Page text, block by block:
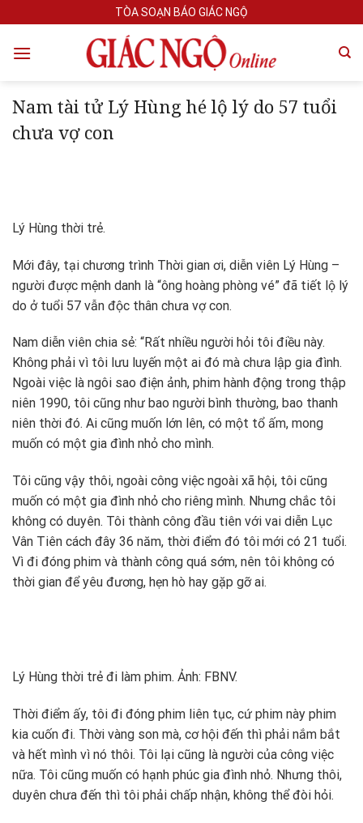
to
content
TÒA SOẠN BÁO GIÁC NGỘ
Nam tài tử Lý Hùng hé lộ lý do 57 tuổi
chưa vợ con
Lý Hùng thời trẻ.
Mới đây, tại chương trình Thời gian ơi, diễn viên Lý Hùng –
người được mệnh danh là “ông hoàng phòng vé” đã tiết lộ lý
do ở tuổi 57 vẫn độc thân chưa vợ con.
Nam diễn viên chia sẻ: “Rất nhiều người hỏi tôi điều này.
Không phải vì tôi lưu luyến một ai đó mà chưa lập gia đình.
Ngoài việc là ngôi sao điện ảnh, phim hành động trong thập
niên 1990, tôi cũng như bao người bình thường, bao thanh
niên thời đó. Ai cũng muốn lớn lên, có một tổ ấm, mong
muốn có một gia đình nhỏ cho mình.
Tôi cũng vậy thôi, ngoài công việc ngoài xã hội, tôi cũng
muốn có một gia đình nhỏ cho riêng mình. Nhưng chắc tôi
không có duyên. Tôi thành công đầu tiên với vai diễn Lục
Vân Tiên cách đây 36 năm, thời điểm đó tôi mới có 21 tuổi.
Vì đi đóng phim và thành công quá sớm, nên tôi không có
thời gian để yêu đương, hẹn hò hay gặp gỡ ai.
Lý Hùng thời trẻ đi làm phim. Ảnh: FBNV.
Thời điểm ấy, tôi đi đóng phim liên tục, cứ phim này phim
kia cuốn đi. Thời vàng son mà, cơ hội đến thì phải nắm bắt
và hết mình vì nó thôi. Tôi lại cũng là người của công việc
nữa. Tôi cũng muốn có hạnh phúc gia đình nhỏ. Nhưng thôi,
duyên chưa đến thì tôi phải chấp nhận, không thể đòi hỏi.